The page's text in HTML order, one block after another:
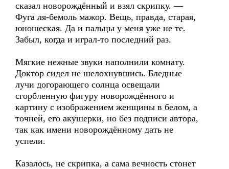
сказал новорождённый и взял скрипку. —
Фуга ля-бемоль мажор. Вещь, правда, старая,
юношеская. Да и пальцы у меня уже не те.
Забыл, когда и играл-то последний раз.
Мягкие нежные звуки наполнили комнату.
Доктор сидел не шелохнувшись. Бледные
лучи догорающего солнца освещали
сгорбленную фигуру новорождённого и
картину с изображением женщины в белом, а
точней, его акушерки, но без подписи автора,
так как имени новорождённому дать не
успели.
Казалось, не скрипка, а сама вечность стонет